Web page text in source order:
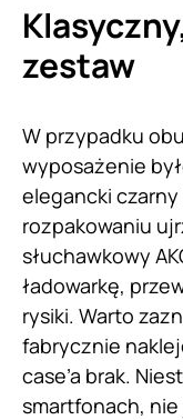
zestaw
W przypadku
wyposażenie
elegancki
rozpakowaniu
słuchawkowy
ładowarkę,
rysiki. Warto
fabrycznie
case’a brak.
smartfonach,